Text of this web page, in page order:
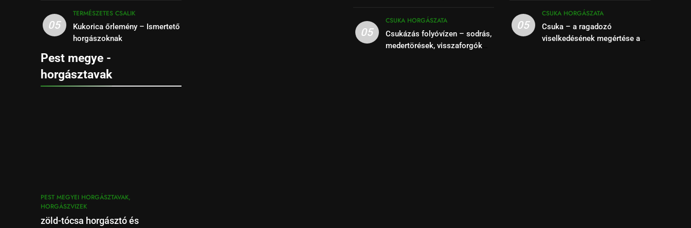
05
TERMÉSZETES CSALIK
Kukorica őrlemény – Ismertető
horgászoknak
Pest megye -
horgásztavak
PEST MEGYEI HORGÁSZTAVAK,
HORGÁSZVIZEK
zöld-tócsa horgásztó és
05
CSUKA HORGÁSZATA
Csukázás folyóvízen – sodrás,
medertörések, visszaforgók
05
CSUKA HORGÁSZATA
Csuka – a ragadozó
viselkedésének megértése a